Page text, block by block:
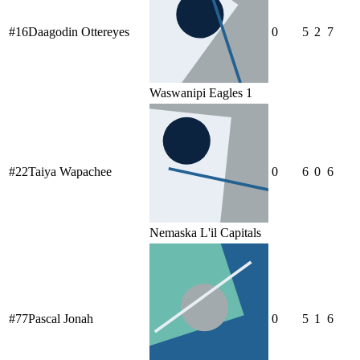
#16Daagodin Ottereyes
Waswanipi Eagles 1
0 5 2 7
#22Taiya Wapachee
Nemaska L'il Capitals
0 6 0 6
#77Pascal Jonah 0 5 1 6